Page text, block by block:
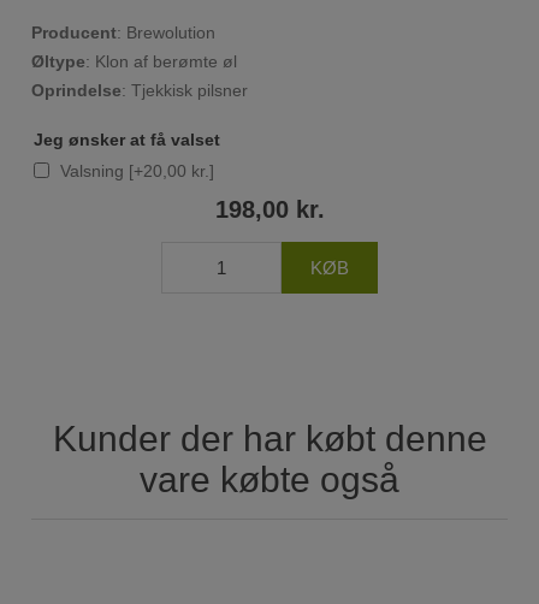
Producent: Brewolution
Øltype: Klon af berømte øl
Oprindelse: Tjekkisk pilsner
Jeg ønsker at få valset
Valsning [+20,00 kr.]
198,00 kr.
Kunder der har købt denne
vare købte også